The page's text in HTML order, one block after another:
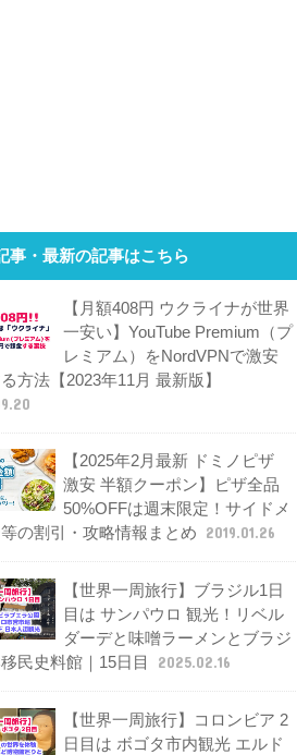
事・最新の記事はこちら
【月額408円 ウクライナが世界
一安い】YouTube Premium（プ
レミアム）をNordVPNで激安
方法【2023年11月 最新版】
【2025年2月最新 ドミノピザ
激安 半額クーポン】ピザ全品
50%OFFは週末限定！サイドメ
の割引・攻略情報まとめ
2019.01.26
【世界一周旅行】ブラジル1日
目は サンパウロ 観光！リベル
ダーデと味噌ラーメンとブラジ
民史料館｜15日目
2025.02.16
【世界一周旅行】コロンビア 2
日目は ボゴタ市内観光 エルド